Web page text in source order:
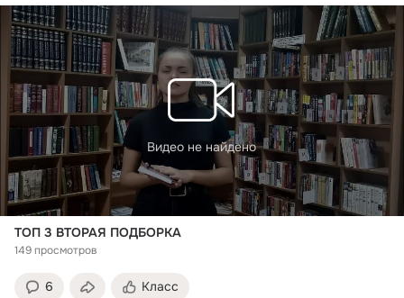
Видео не найдено
ТОП 3 ВТОРАЯ ПОДБОРКА
149 просмотров
6 Класс